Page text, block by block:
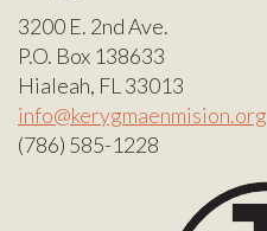
3200 E. 2nd Ave.
P.O. Box 138633
Hialeah, FL 33013
info@kerygmaenmision.org
(786) 585-1228